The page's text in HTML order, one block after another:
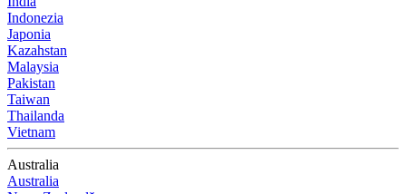
Indonezia
Japonia
Kazahstan
Malaysia
Pakistan
Taiwan
Thailanda
Vietnam
Australia
Australia